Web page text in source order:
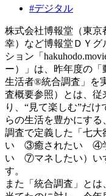
#デジタル
株式会社博報堂（東京
幸）など博報堂ＤＹグ
ション「
ー）」は、昨年度の
生活者®統合調査」を
査概要参照）とは、従
り、“見て楽しむ”だ
らの生活を豊かにす
調査で定義した「七
い ③癒されたい ④
い ⑦マネしたい）い
す。
また「統合調査」と